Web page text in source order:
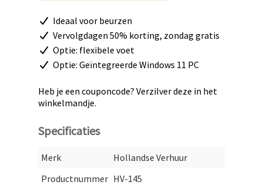
Audio line-out
4 x USB 3.0 downstream
RS-232
USB 3.0 with battery charging
Muurmontage mogelijk met een 400 x 400 mm
plaat, VESA compatible.
Ideaal voor beurzen
Vervolgdagen 50% korting, zondag gratis
Optie: flexibele voet
Optie: Geïntegreerde Windows 11 PC
Heb je een couponcode? Verzilver deze in het
winkelmandje.
Specificaties
Merk
Hollandse Verhuur
Productnummer HV-145